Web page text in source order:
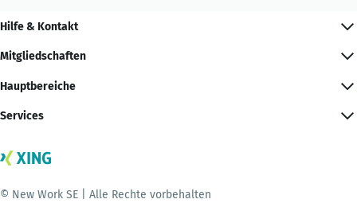
Hilfe & Kontakt
Mitgliedschaften
Hauptbereiche
Services
© New Work SE | Alle Rechte vorbehalten